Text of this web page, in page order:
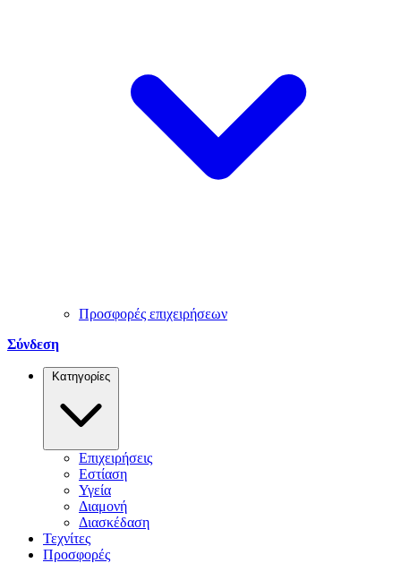
Προσφορές επιχειρήσεων
Σύνδεση
Κατηγορίες
Επιχειρήσεις
Εστίαση
Υγεία
Διαμονή
Διασκέδαση
Τεχνίτες
Προσφορές